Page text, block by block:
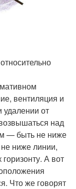
вентиляция и
удалении от
над
— быть не ниже
ниже линии,
А вот
Что же говорят